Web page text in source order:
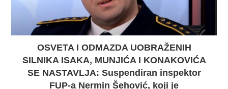
OSVETA I ODMAZDA UOBRAŽENIH
SILNIKA ISAKA, MUNJIĆA I KONAKOVIĆA
SE NASTAVLJA: Suspendiran inspektor
FUP-a Nermin Šehović, koji je